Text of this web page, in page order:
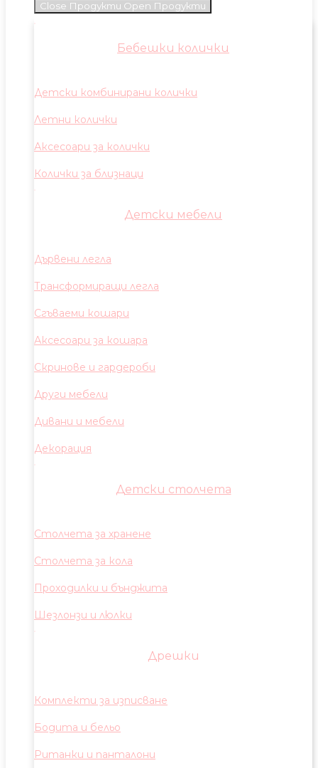
Close Продукти Open Продукти
Бебешки колички
Детски комбинирани колички
Летни колички
Аксесоари за колички
Колички за близнаци
Детски мебели
Дървени легла
Трансформиращи легла
Сгъваеми кошари
Аксесоари за кошара
Скринове и гардероби
Други мебели
Дивани и мебели
Декорация
Детски столчета
Столчета за хранене
Столчета за кола
Проходилки и бънджита
Шезлонзи и люлки
Дрешки
Комплекти за изписване
Бодита и бельо
Ританки и панталони